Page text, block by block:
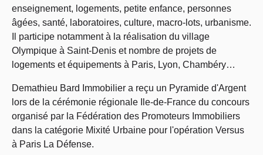
enseignement, logements, petite enfance, personnes
âgées, santé, laboratoires, culture, macro-lots, urbanisme.
Il participe notamment à la réalisation du village
Olympique à Saint-Denis et nombre de projets de
logements et équipements à Paris, Lyon, Chambéry…
Demathieu Bard Immobilier a reçu un Pyramide d'Argent
lors de la cérémonie régionale Ile-de-France du concours
organisé par la Fédération des Promoteurs Immobiliers
dans la catégorie Mixité Urbaine pour l'opération Versus
à Paris La Défense.